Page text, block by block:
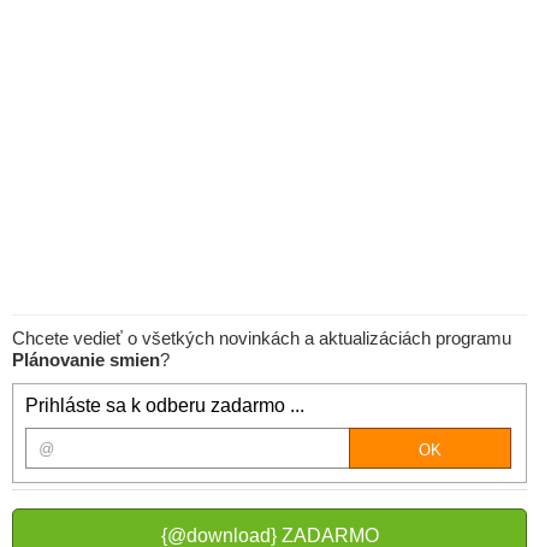
Chcete vedieť o všetkých novinkách a aktualizáciách programu
Plánovanie smien?
Prihláste sa k odberu zadarmo ...
{@download} ZADARMO